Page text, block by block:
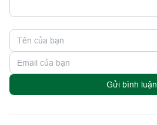
Gửi bình luận